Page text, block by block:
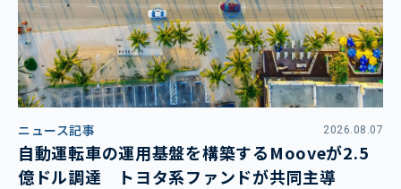
ニュース記事 2026.08.07
自動運転車の運用基盤を構築するMooveが2.5
億ドル調達 トヨタ系ファンドが共同主導